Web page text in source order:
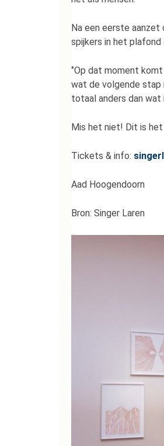
Na een eerste aanzet
spijkers in het plafond
‘’Op dat moment
wat de volgende stap
totaal anders dan wat
Mis het niet! Dit is het
Tickets & info:
Aad Hoogendoorn
Bron: Singer Laren